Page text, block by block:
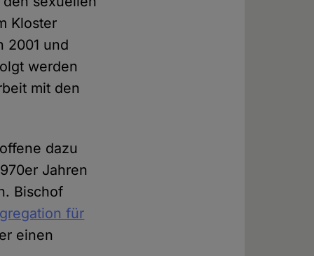
Kloster
2001 und
werden
mit den
dazu
Jahren
Bischof
für
einen